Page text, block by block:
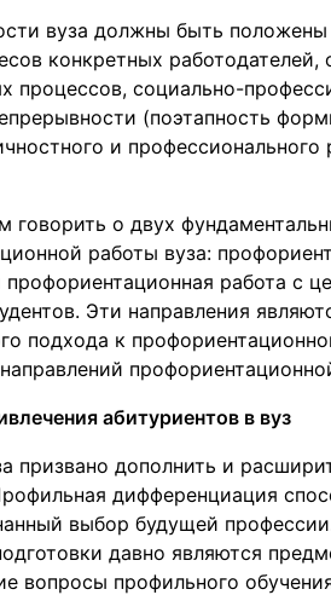
вуза должны быть
конкретных работодателей,
процессов, социально-
(поэтапность
и профессионального
говорить о двух
работы вуза:
работа с
Эти направления
подхода к
абитуриентов в вуз
призвано дополнить и
дифференциация
выбор будущей
давно являются
вопросы профильного